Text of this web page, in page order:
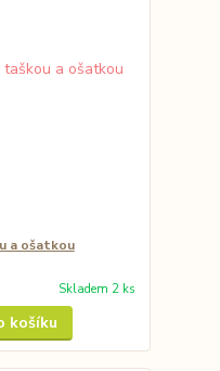
a ošatkou
Skladem 2 ks
košíku